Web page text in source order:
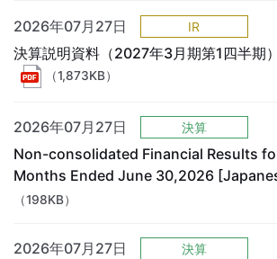
2026年07月27日 IR
決算説明資料（2027年3月期第1四半期
（1,873KB）
2026年07月27日 決算
Non-consolidated Financial Results
Months Ended June 30,2026
（198KB）
2026年07月27日 決算